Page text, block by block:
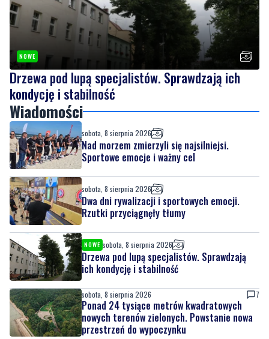
NOWE
Drzewa pod lupą specjalistów. Sprawdzają ich
kondycję i stabilność
Wiadomości
sobota, 8 sierpnia 2026
Nad morzem zmierzyli się najsilniejsi.
Sportowe emocje i ważny cel
sobota, 8 sierpnia 2026
Dwa dni rywalizacji i sportowych emocji.
NOWE sobota, 8 sierpnia 2026
Drzewa pod lupą specjalistów. Sprawdzają
sobota, 8 sierpnia 2026
Ponad 24 tysiące metrów kwadratowych
nowych terenów zielonych. Powstanie nowa
przestrzeń do wypoczynku